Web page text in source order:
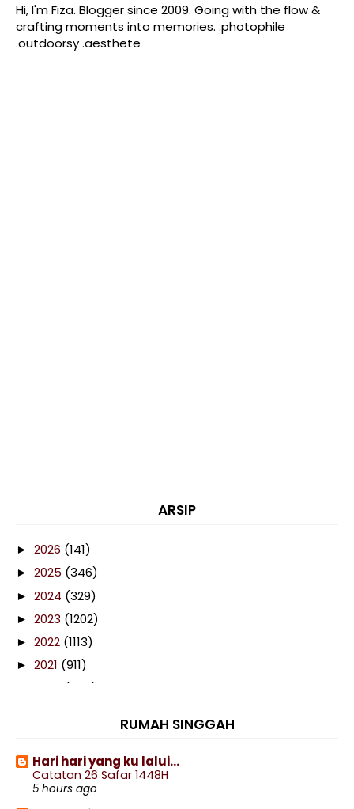
Hi, I'm Fiza. Blogger since 2009. Going with the flow &
crafting moments into memories. .photophile
.outdoorsy .aesthete
ARSIP
► 2026 (141)
► 2025 (346)
► 2024 (329)
► 2023 (1202)
► 2022 (1113)
► 2021 (911)
(460)
(106)
Drama Bidadari Salju Episod 1-28(Akhir) Lakonan
Sw...
Cara Buat Pewangi Tandas
RUMAH SINGGAH
Hari hari yang ku lalui...
Catatan 26 Safar 1448H
5 hours ago